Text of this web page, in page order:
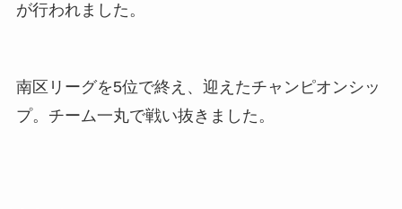
が行われました。
南区リーグを5位で終え、迎えたチャンピオンシッ
プ。チーム一丸で戦い抜きました。